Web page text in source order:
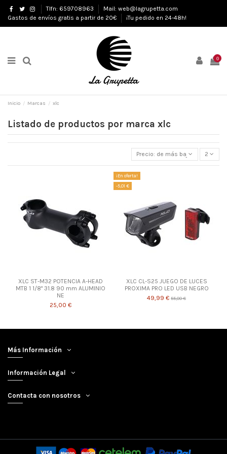
Tlfn: 659708963
Mail: web@lagrupetta.com
Gastos de envíos gratis a partir de 20€
¡Tu pedido en 24-48h!
0
Inicio Marcas xlc
Listado de productos por marca xlc
Precio: de más bajo a más alto
2
XLC ST-M32 POTENCIA A-HEAD
MTB 1 1/8" 31.8 90 mm ALUMINIO
NE
25,00 €
¡En oferta!
-5,01 €
XLC CL-S25 JUEGO DE LUCES
PROXIMA PRO LED USB NEGRO
49,99 € 55,00 €
Más Información
Información Legal
Contacta con nosotros